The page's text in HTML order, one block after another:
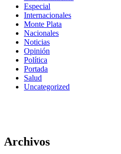
Especial
Internacionales
Monte Plata
Nacionales
Noticias
Opinión
Política
Portada
Salud
Uncategorized
Archivos